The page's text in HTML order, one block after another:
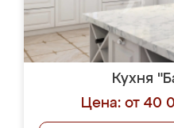
Кухня
Цена: от 40